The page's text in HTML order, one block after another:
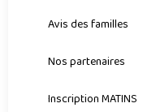
Avis des familles
Nos partenaires
Inscription MATINS